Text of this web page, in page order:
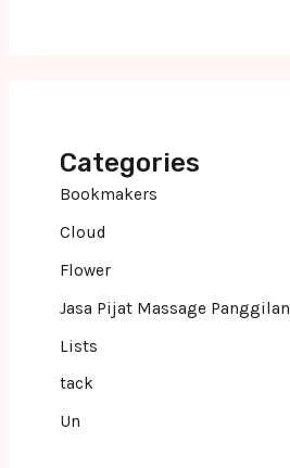
Categories
Bookmakers
Cloud
Flower
Jasa Pijat Massage Panggilan
Lists
tack
Un